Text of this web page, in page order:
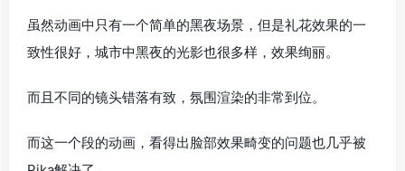
虽然动画中只有一个简单的黑夜场景，但是礼花效果的一
致性很好，城市中黑夜的光影也很多样，效果绚丽。
而且不同的镜头错落有致，氛围渲染的非常到位。
而这一个段的动画，看得出脸部效果畸变的问题也几乎被